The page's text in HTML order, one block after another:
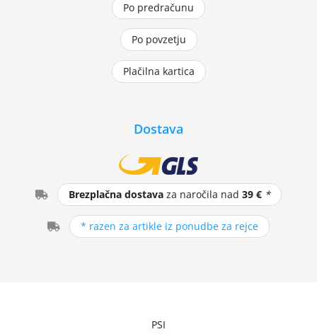
Po predračunu
Po povzetju
Plačilna kartica
Dostava
Brezplačna dostava za naročila nad39 € *
* razen za artikle iz ponudbe za rejce
PSI